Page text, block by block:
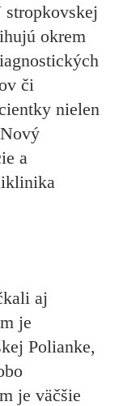
stropkovskej
okrem
či
nielen
a
aj
je
Polianke,
je väčšie